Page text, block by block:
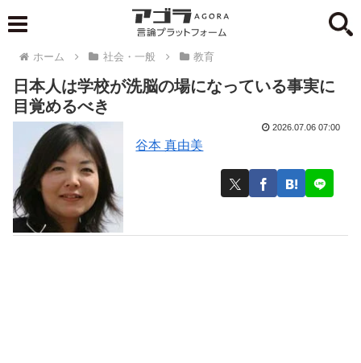
ホーム 社会・一般 教育
日本人は学校が洗脳の場になっている事実に
目覚めるべき
谷本 真由美
2026.07.06 07:00